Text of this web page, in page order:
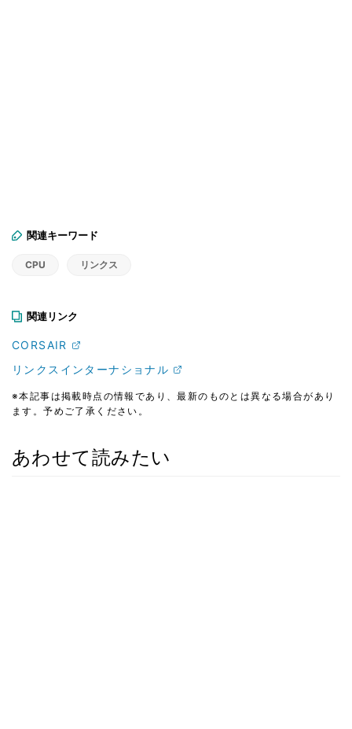
関連キーワード
CPU リンクス
関連リンク
CORSAIR
リンクスインターナショナル
※本記事は掲載時点の情報であり、最新のものとは異なる場合があり
ます。予めご了承ください。
あわせて読みたい